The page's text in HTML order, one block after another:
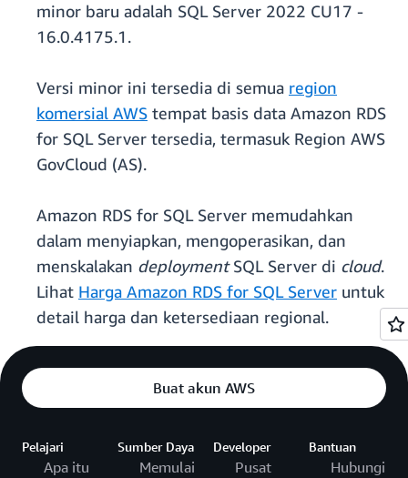
minor baru adalah SQL Server 2022 CU17 -
16.0.4175.1.
Versi minor ini tersedia di semua region
komersial AWS tempat basis data Amazon RDS
for SQL Server tersedia, termasuk Region AWS
GovCloud (AS).
Amazon RDS for SQL Server memudahkan
dalam menyiapkan, mengoperasikan, dan
menskalakan deploymentSQL Server di cloud.
Lihat Harga Amazon RDS for SQL Server untuk
detail harga dan ketersediaan regional.
Buat akun AWS
Pelajari
Apa itu
Sumber Daya
Memulai
Developer
Pusat
Bantuan
Hubungi